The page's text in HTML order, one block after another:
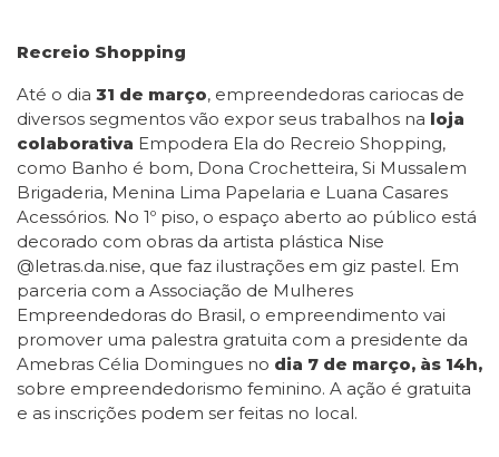
Recreio Shopping
Até o dia 31 de março, empreendedoras cariocas de
diversos segmentos vão expor seus trabalhos na loja
colaborativa Empodera Ela do Recreio Shopping,
como Banho é bom, Dona Crochetteira, Si Mussalem
Brigaderia, Menina Lima Papelaria e Luana Casares
Acessórios. No 1º piso, o espaço aberto ao público está
decorado com obras da artista plástica Nise
@letras.da.nise, que faz ilustrações em giz pastel. Em
parceria com a Associação de Mulheres
Empreendedoras do Brasil, o empreendimento vai
promover uma palestra gratuita com a presidente da
Amebras Célia Domingues no dia 7 de março, às 14h,
sobre empreendedorismo feminino. A ação é gratuita
e as inscrições podem ser feitas no local.